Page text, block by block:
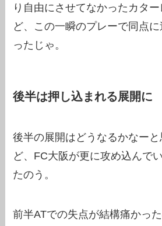
り自由にさせてなかったカタ
ど、この一瞬のプレーで同点
ったじゃ。
後半は押し込まれる展開に
後半の展開はどうなるかなー
ど、FC大阪が更に攻め込んで
たのう。
前半ATでの失点が結構痛かっ